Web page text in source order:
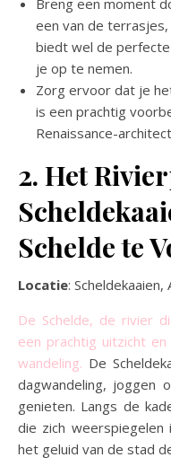
een van de
biedt wel de
je op te nemen.
Zorg ervoor dat je
is een prachtig
Renaissance-
2. Het
Schelde te
Locatie:
De Schelde, de rivier
een prachtig uitzicht
wandeling. De
dagwandeling, joggen
genieten. Langs de
die zich
het geluid van de stad